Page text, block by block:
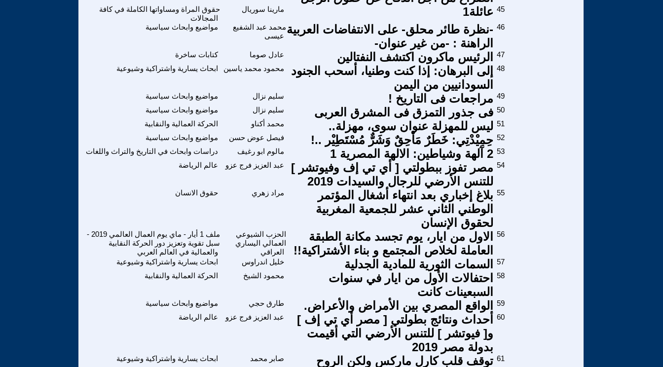
حقوق المراة ومساواتها الكاملة في كافة
المجالات
مارينا سوريال عائلة1 45
مواضيع وابحاث سياسية
محمد عبد الشفيع
عيسى -نظرة طائر محلق- على الانتفاضات العربية
الراهنة : -من غير عنوان-
46
كتابات ساخرة عادل صوما الرئيس ماكرون اكتشف النفتالين
47
ابحاث يسارية واشتراكية وشيوعية
محمود محمد ياسين
إلى البرهان: إذا كنت وطنيا، أسحب الجنود
السودانيين من اليمن
48
مواضيع وابحاث سياسية سليم نزال مراجعات فى التاريخ ! 49
مواضيع وابحاث سياسية
سليم نزال فى جذور التمزق فى المشرق العربى 50
الحركة العمالية والنقابية
محمد أكناو ليس للمهزلة عنوان سوى، مهزلة.. 51
مواضيع وابحاث سياسية
فيصل عوض حسن حِمِيْدْتِي: خَطَرٌ مَاْحِقٌ وَشَرٌّ مُسْتَطِيْر ..! 52
دراسات وابحاث في التاريخ والتراث واللغات
مالوم ابو رغيف 2 آلهة وشياطين: الالهة المصرية 1 53
عالم الرياضة
عبد العزيز فرج عزو
مصر تفوز ببطولتي [ أي تي إف وفيوتشر ]
للتنس الأرضي للرجال والسيدات 2019
54
حقوق الانسان مراد زهري
بلاغ إخباري بعد انتهاء أشغال المؤتمر
الوطني الثاني عشر للجمعية المغربية
لحقوق الإنسان
55
ملف 1 أيار - ماي يوم العمال العالمي 2019 -
سبل تقوية وتعزيز دور الحركة النقابية
والعمالية في العالم العربي
الحزب الشيوعي
العمالي اليساري
العراقي
‎الاول من ايار، يوم تجسد مكانة الطبقة
العاملة لخلاص المجتمع و بناء الأشتراكية!!
56
ابحاث يسارية واشتراكية وشيوعية خليل اندراوس السمات الثورية للمادية الجدلية
57
الحركة العمالية والنقابية
محمود الشيخ
احتفالات الأول من ايار في سنوات
السبعينات كانت
58
مواضيع وابحاث سياسية طارق حجي الواقع المصري بين الأمراض والأعراض.
59
عالم الرياضة
عبد العزيز فرج عزو
أحداث ونتائج بطولتي [ مصر أي تي إف ]
و[ فيوتشر ] للتنس الأرضي التي أقيمت
بدولة مصر 2019
60
ابحاث يسارية واشتراكية وشيوعية صابر محمد توقف قلب كارل ماركس ولكن الروح 61